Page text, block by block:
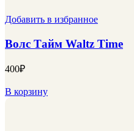
Добавить в избранное
Волс Тайм Waltz Time
400₽
В корзину